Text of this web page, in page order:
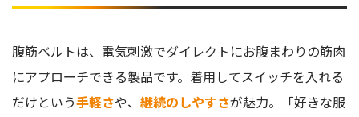
腹筋ベルトは、電気刺激でダイレクトにお腹まわりの筋肉
にアプローチできる製品です。着用してスイッチを入れる
だけという手軽さや、 継続のしやすさが魅力。「好きな服